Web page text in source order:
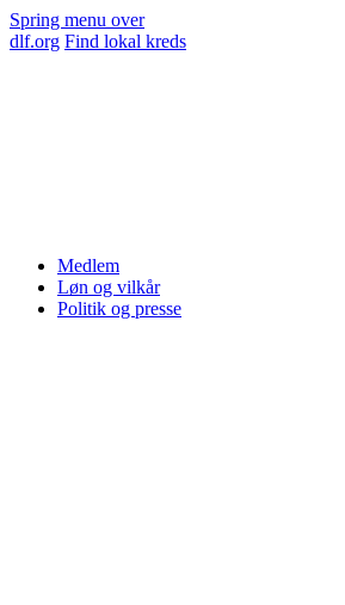
Spring menu over
dlf.org Find lokal kreds
Medlem
Løn og vilkår
Politik og presse